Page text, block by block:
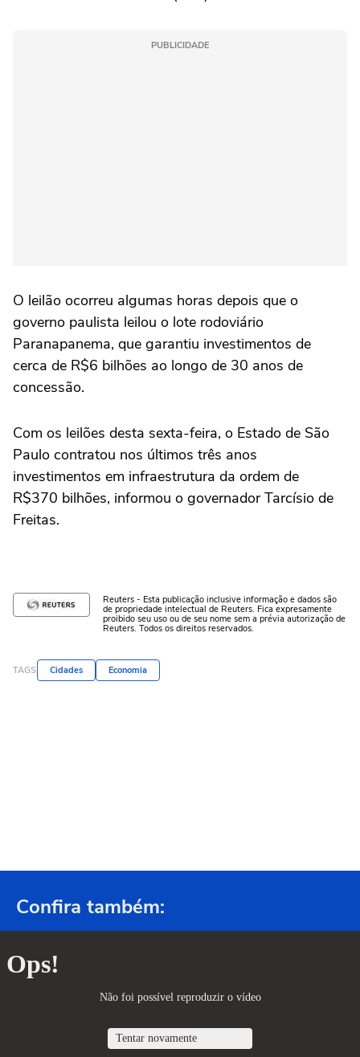
PUBLICIDADE
O leilão ocorreu algumas horas depois que o
governo paulista leilou o lote rodoviário
Paranapanema, que garantiu investimentos de
cerca de R$6 bilhões ao longo de 30 anos de
concessão.
Com os leilões desta sexta-feira, o Estado de São
Paulo contratou nos últimos três anos
investimentos em infraestrutura da ordem de
R$370 bilhões, informou o governador Tarcísio de
Freitas.
Reuters - Esta publicação inclusive informação e dados são
de propriedade intelectual de Reuters. Fica expresamente
proibido seu uso ou de seu nome sem a prévia autorização de
Reuters. Todos os direitos reservados.
TAGS Cidades Economia
Confira também: